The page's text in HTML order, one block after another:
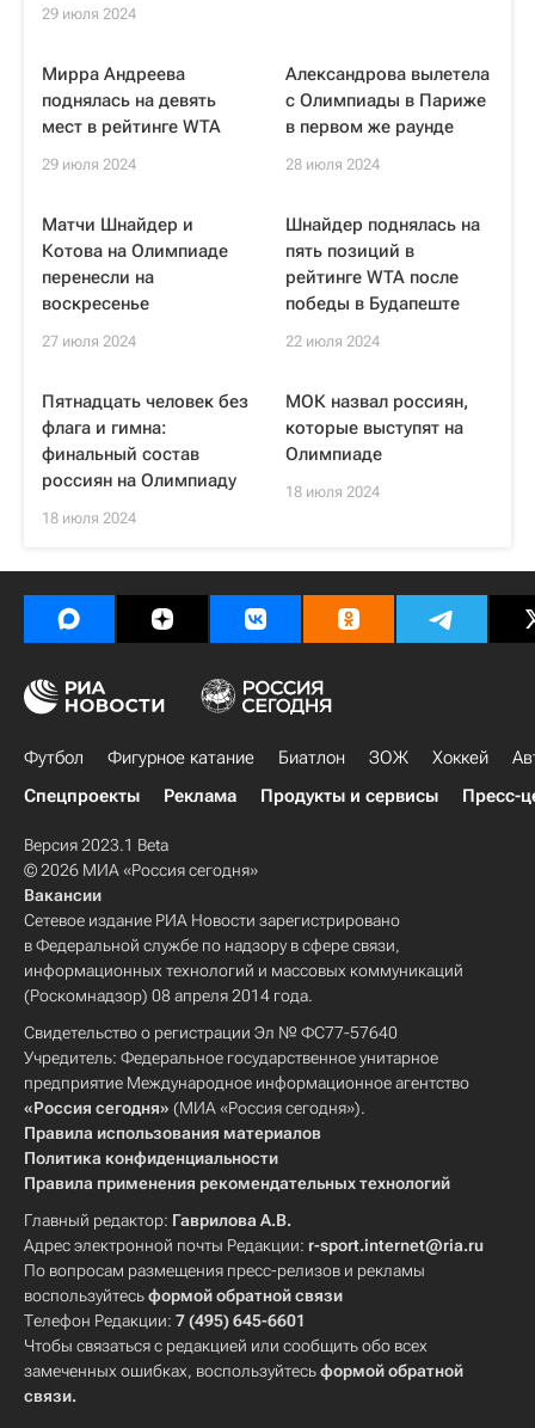
29 июля 2024
Мирра Андреева
поднялась на девять
мест в рейтинге WTA
29 июля 2024
Александрова вылетела
с Олимпиады в Париже
в первом же раунде
28 июля 2024
Матчи Шнайдер и
Котова на Олимпиаде
перенесли на
воскресенье
27 июля 2024
Шнайдер поднялась на
пять позиций в
рейтинге WTA после
победы в Будапеште
22 июля 2024
Пятнадцать человек без
флага и гимна:
финальный состав
россиян на Олимпиаду
18 июля 2024
МОК назвал россиян,
которые выступят на
Олимпиаде
18 июля 2024
Футбол Фигурное катание Биатлон ЗОЖ Хоккей
Спецпроекты
Реклама Продукты и сервисы Пресс-
Версия 2023.1 Beta
© 2026 МИА «Россия сегодня»
Вакансии
Сетевое издание РИА Новости зарегистрировано
в Федеральной службе по надзору в сфере связи,
информационных технологий и массовых коммуникаций
(Роскомнадзор) 08 апреля 2014 года.
Свидетельство о регистрации Эл № ФС77-57640
Учредитель: Федеральное государственное унитарное
предприятие Международное информационное агентство
«Россия сегодня» (МИА «Россия сегодня»).
Правила использования материалов
Политика конфиденциальности
Правила применения рекомендательных технологий
Главный редактор: Гаврилова А.В.
Адрес электронной почты Редакции: r-sport.internet@ria.ru
По вопросам размещения пресс-релизов и рекламы
воспользуйтесьформой обратной связи
Телефон Редакции: 7 (495) 645-6601
Чтобы связаться с редакцией или сообщить обо всех
замеченных ошибках, воспользуйтесьформой обратной
связи.